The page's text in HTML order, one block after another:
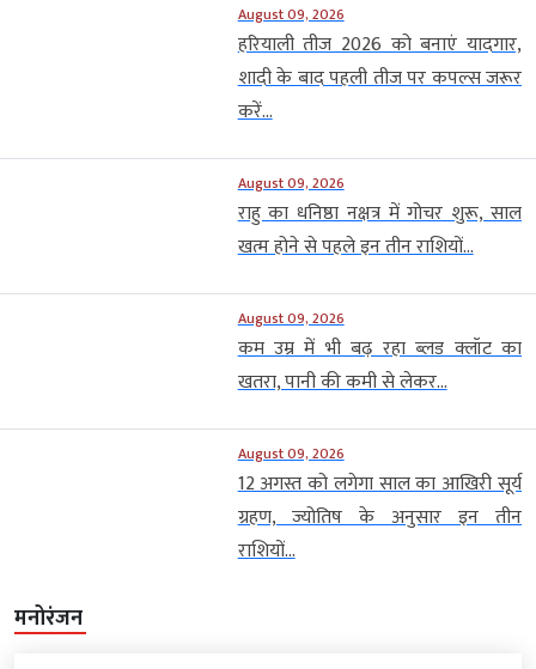
August 09, 2026
हरियाली तीज 2026 को बनाएं यादगार,
शादी के बाद पहली तीज पर कपल्स जरूर
करें...
August 09, 2026
राहु का धनिष्ठा नक्षत्र में गोचर शुरू, साल
खत्म होने से पहले इन तीन राशियों...
August 09, 2026
कम उम्र में भी बढ़ रहा ब्लड क्लॉट का
खतरा, पानी की कमी से लेकर...
August 09, 2026
12 अगस्त को लगेगा साल का आखिरी सूर्य
ग्रहण, ज्योतिष के अनुसार इन तीन
राशियों...
मनोरंजन